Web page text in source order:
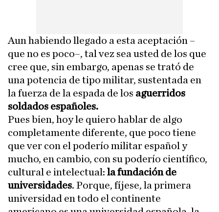
Aun habiendo llegado a esta aceptación –
que no es poco–, tal vez sea usted de los que
cree que, sin embargo, apenas se trató de
una potencia de tipo militar, sustentada en
la fuerza de la espada de los aguerridos
soldados españoles.
Pues bien, hoy le quiero hablar de algo
completamente diferente, que poco tiene
que ver con el poderío militar español y
mucho, en cambio, con su poderío científico,
cultural e intelectual: la fundación de
universidades. Porque, fíjese, la primera
universidad en todo el continente